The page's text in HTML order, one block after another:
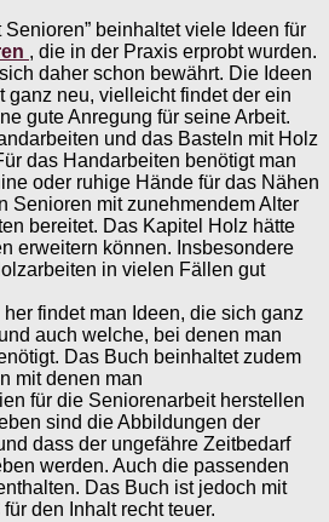
Senioren” beinhaltet viele Ideen für
, die in der Praxis erprobt wurden.
daher schon bewährt. Die Ideen
ganz neu, vielleicht findet der ein
gute Anregung für seine Arbeit.
und das Basteln mit Holz
das Handarbeiten benötigt man
oder ruhige Hände für das Nähen
Senioren mit zunehmendem Alter
bereitet. Das Kapitel Holz hätte
erweitern können. Insbesondere
in vielen Fällen gut
findet man Ideen, die sich ganz
auch welche, bei denen man
Das Buch beinhaltet zudem
mit denen man
für die Seniorenarbeit herstellen
sind die Abbildungen der
dass der ungefähre Zeitbedarf
werden. Auch die passenden
Das Buch ist jedoch mit
den Inhalt recht teuer.